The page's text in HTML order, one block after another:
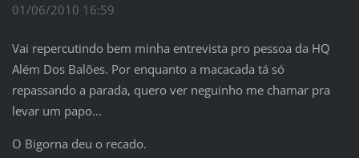
01/06/2010 16:59
Vai repercutindo bem minha entrevista pro pessoa da HQ
Além Dos Balões. Por enquanto a macacada tá só
repassando a parada, quero ver neguinho me chamar pra
levar um papo...
O Bigorna deu o recado.